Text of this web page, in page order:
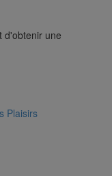
d'obtenir une
Plaisirs